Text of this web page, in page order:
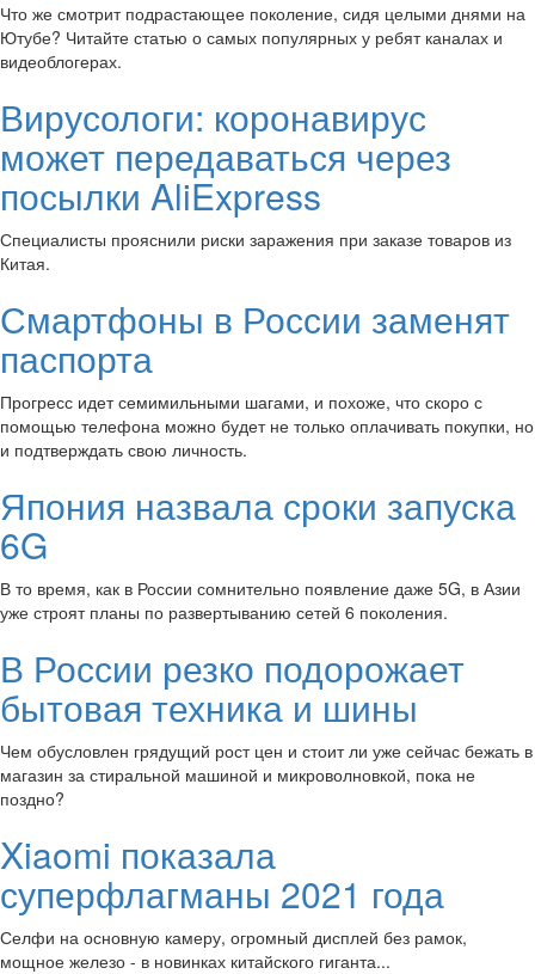
Что же смотрит подрастающее поколение, сидя целыми днями на
Ютубе? Читайте статью о самых популярных у ребят каналах и
видеоблогерах.
Вирусологи: коронавирус
может передаваться через
посылки AliExpress
Специалисты прояснили риски заражения при заказе товаров из
Китая.
Смартфоны в России заменят
паспорта
Прогресс идет семимильными шагами, и похоже, что скоро с
помощью телефона можно будет не только оплачивать покупки, но
и подтверждать свою личность.
Япония назвала сроки запуска
6G
В то время, как в России сомнительно появление даже 5G, в Азии
уже строят планы по развертыванию сетей 6 поколения.
В России резко подорожает
бытовая техника и шины
Чем обусловлен грядущий рост цен и стоит ли уже сейчас бежать в
магазин за стиральной машиной и микроволновкой, пока не
поздно?
Xiaomi показала
суперфлагманы 2021 года
Селфи на основную камеру, огромный дисплей без рамок,
мощное железо - в новинках китайского гиганта...